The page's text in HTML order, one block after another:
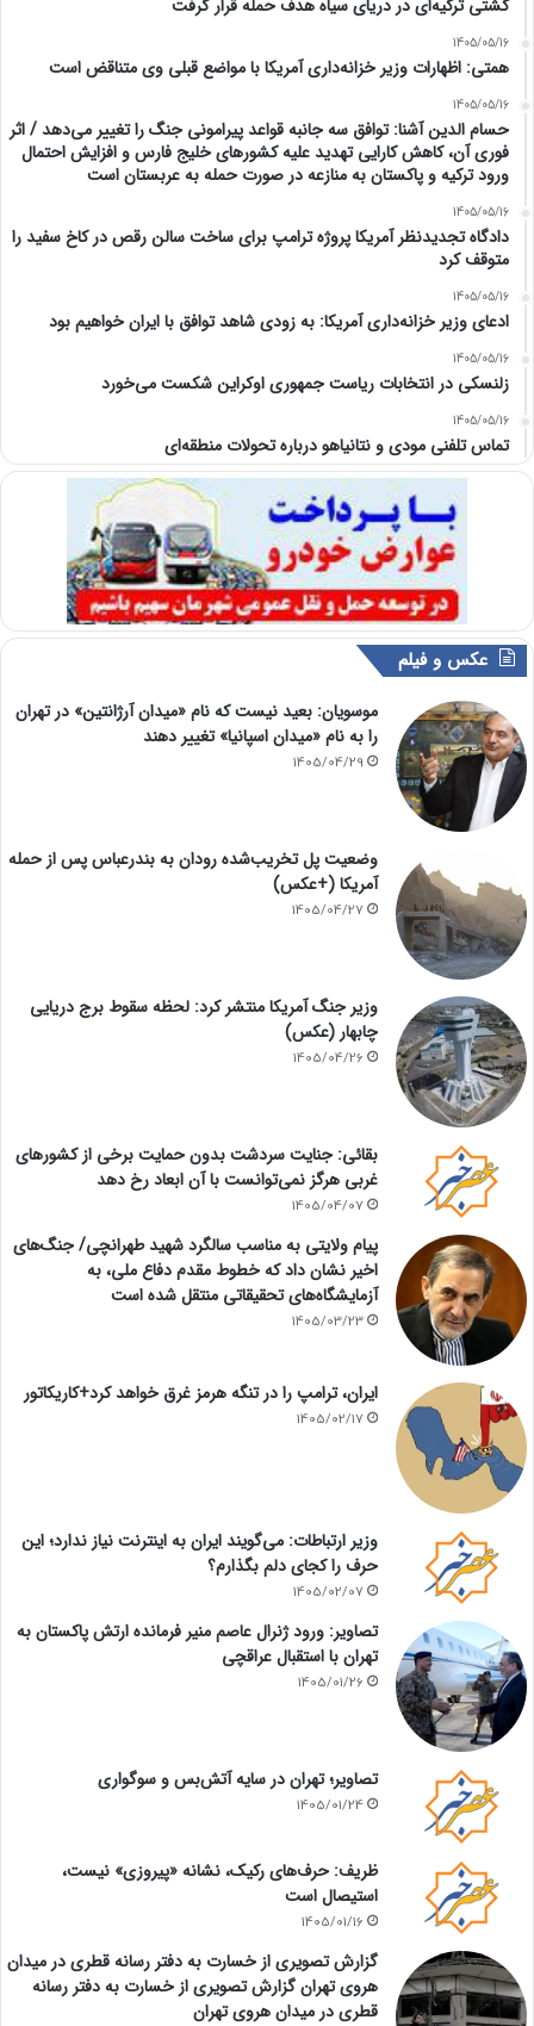
کشتی ترکیه‌ای در دریای سیاه هدف حمله قرار گرفت
1405/05/16
همتی: اظهارات وزیر خزانه‌داری آمریکا با مواضع قبلی وی متناقض است
1405/05/16
حسام الدین آشنا: توافق سه جانبه قواعد پیرامونی جنگ را تغییر می‌دهد / اثر
فوری آن، کاهش کارایی تهدید علیه کشور‌های خلیج فارس و افزایش احتمال
ورود ترکیه و پاکستان به منازعه در صورت حمله به عربستان است
1405/05/16
دادگاه تجدیدنظر آمریکا پروژه ترامپ برای ساخت سالن رقص در کاخ سفید را
متوقف کرد
1405/05/16
ادعای وزیر خزانه‌داری آمریکا: به زودی شاهد توافق با ایران خواهیم بود
1405/05/16
زلنسکی در انتخابات ریاست جمهوری اوکراین شکست می‌خورد
1405/05/16
تماس تلفنی مودی و نتانیاهو درباره تحولات منطقه‌ای
عکس و فیلم
موسویان: بعید نیست که نام «میدان آرژانتین» در تهران
را به نام «میدان اسپانیا» تغییر دهند
1405/04/29
وضعیت پل تخریب‌شده رودان به بندرعباس پس از حمله
آمریکا (+عکس)
1405/04/27
وزیر جنگ آمریکا منتشر کرد: لحظه سقوط برج دریایی
چابهار (عکس)
1405/04/26
بقائی: جنایت سردشت بدون حمایت برخی از کشورهای
غربی هرگز نمی‌توانست با آن ابعاد رخ دهد
1405/04/07
پیام ولایتی به مناسب سالگرد شهید طهرانچی/ جنگ‌های
اخیر نشان داد که خطوط مقدم دفاع ملی، به
آزمایشگاه‌های تحقیقاتی منتقل شده است
1405/03/23
ایران، ترامپ را در تنگه هرمز غرق خواهد کرد+کاریکاتور
1405/02/17
وزیر ارتباطات: می‌گویند ایران به اینترنت نیاز ندارد؛ این
حرف را کجای دلم بگذارم؟
1405/02/07
تصاویر: ورود ژنرال عاصم منیر فرمانده ارتش پاکستان به
تهران با استقبال عراقچی
1405/01/26
تصاویر؛ تهران در سایه آتش‌بس و سوگواری
1405/01/24
ظریف: حرف‌های رکیک، نشانه «پیروزی» نیست،
استیصال است
1405/01/16
گزارش تصویری از خسارت به دفتر رسانه قطری در میدان
هروی تهران گزارش تصویری از خسارت به دفتر رسانه
قطری در میدان هروی تهران